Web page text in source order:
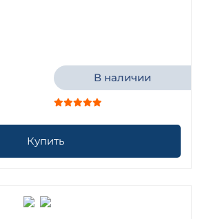
В наличии
Купить